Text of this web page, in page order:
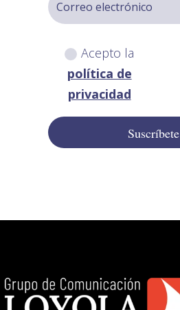
Acepto la
política de
privacidad
Suscríbete